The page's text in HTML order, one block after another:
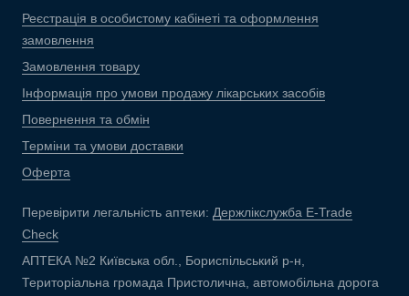
Реєстрація в особистому кабінеті та оформлення
замовлення
Замовлення товару
Інформація про умови продажу лікарських засобів
Повернення та обмін
Терміни та умови доставки
Оферта
Перевірити легальність аптеки: Держлікслужба E-Trade
Check
АПТЕКА №2 Київська обл., Бориспільський р-н,
Територіальна громада Пристолична, автомобільна дорога